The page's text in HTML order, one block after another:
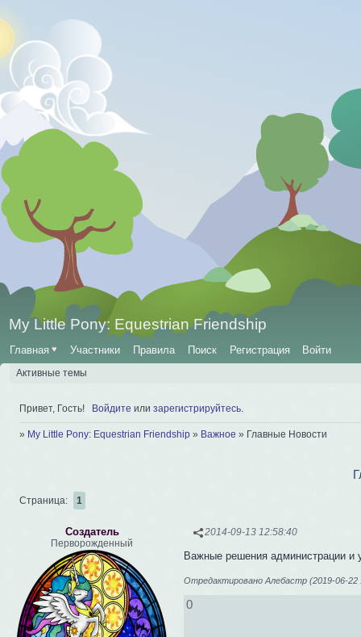
My Little Pony: Equestrian Friendship
Главная ♥ Участники Правила Поиск Регистрация Войти
Активные темы
Привет, Гость! Войдите или зарегистрируйтесь
» My Little Pony: Equestrian Friendship » Важное » Главные Новости
Страница: 1
2014-09-13 12:58:40
Создатель
Перворожденный
Важные решения администрации и
Отредактировано Алебастр (2019-06-22
0